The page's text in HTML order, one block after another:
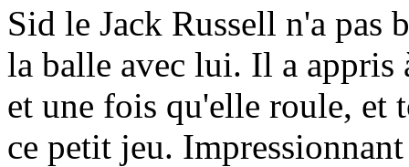
Sid le Jack Russell n'a pas
la balle avec lui. Il a appris
et une fois qu'elle roule, et
ce petit jeu.